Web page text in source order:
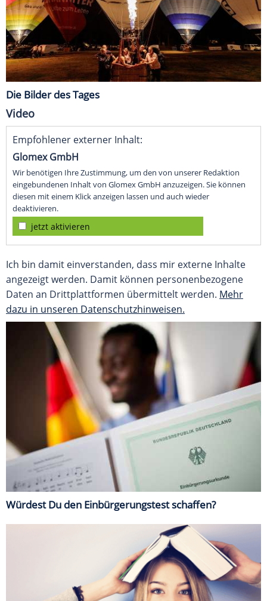
Die Bilder des Tages
Video
Empfohlener externer Inhalt:
Glomex GmbH
Wir benötigen Ihre Zustimmung, um den von unserer Redaktion
eingebundenen Inhalt von Glomex GmbH anzuzeigen. Sie können
diesen mit einem Klick anzeigen lassen und auch wieder
deaktivieren.
jetzt aktivieren
Ich bin damit einverstanden, dass mir externe Inhalte
angezeigt werden. Damit können personenbezogene
Daten an Drittplattformen übermittelt werden. Mehr
dazu in unseren Datenschutzhinweisen.
Würdest Du den Einbürgerungstest schaffen?